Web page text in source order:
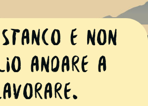
e non
andare a